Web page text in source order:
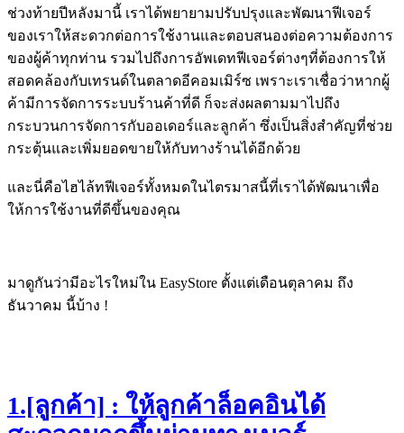
ช่วงท้ายปีหลังมานี้ เราได้พยายามปรับปรุงและพัฒนาฟีเจอร์
ของเราให้สะดวกต่อการใช้งานและตอบสนองต่อความต้องการ
ของผู้ค้าทุกท่าน รวมไปถึงการอัพเดทฟีเจอร์ต่างๆที่ต้องการให้
สอดคล้องกับเทรนด์ในตลาดอีคอมเมิร์ซ เพราะเราเชื่อว่าหากผู้
ค้ามีการจัดการระบบร้านค้าที่ดี ก็จะส่งผลตามมาไปถึง
กระบวนการจัดการกับออเดอร์และลูกค้า ซึ่งเป็นสิ่งสำคัญที่ช่วย
กระตุ้นและเพิ่มยอดขายให้กับทางร้านได้อีกด้วย
และนี่คือไฮไล้ทฟีเจอร์ทั้งหมดในไตรมาสนี้ที่เราได้พัฒนาเพื่อ
ให้การใช้งานที่ดีขึ้นของคุณ
มาดูกันว่ามีอะไรใหม่ใน EasyStore ตั้งแต่เดือนตุลาคม ถึง
ธันวาคม นี้บ้าง !
1.[ลูกค้า] : ให้ลูกค้าล็อคอินได้